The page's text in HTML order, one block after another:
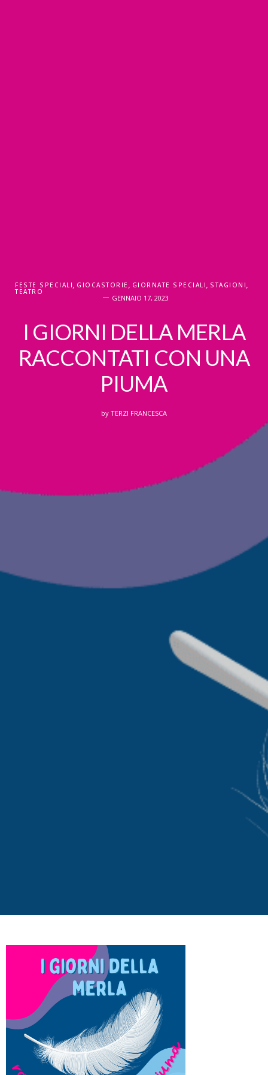
FESTE SPECIALI, GIOCASTORIE , GIORNATE SPECIALI, STAGIONI,
TEATRO
GENNAIO 17, 2023
I GIORNI DELLA MERLA
RACCONTATI CON UNA
PIUMA
by TERZI FRANCESCA